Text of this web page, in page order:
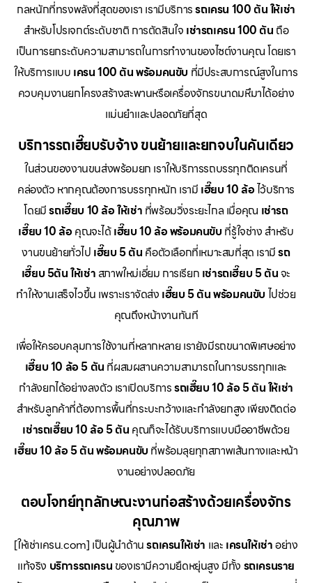
กลหนักที่ทรงพลังที่สุดของเรา เรามีบริการรถเครน 100 ตัน ให้เช่า
สำหรับโปรเจกต์ระดับชาติ การตัดสินใจ เช่ารถเครน 100 ตัน ถือ
เป็นการยกระดับความสามารถในการทำงานของไซต์งานคุณ โดยเรา
ให้บริการแบบ เครน 100 ตัน พร้อมคนขับ ที่มีประสบการณ์สูงในการ
ควบคุมงานยกโครงสร้างสะพานหรือเครื่องจักรขนาดมหึมาได้อย่าง
แม่นยำและปลอดภัยที่สุด
บริการรถเฮี๊ยบรับจ้าง ขนย้ายและยกจบในคันเดียว
ในส่วนของงานขนส่งพร้อมยก เราให้บริการรถบรรทุกติดเครนที่
คล่องตัว หากคุณต้องการบรรทุกหนัก เรามี เฮี๊ยบ 10 ล้อไว้บริการ
โดยมีรถเฮี๊ยบ 10 ล้อ ให้เช่า ที่พร้อมวิ่งระยะไกล เมื่อคุณ เช่ารถ
เฮี๊ยบ 10 ล้อคุณจะได้เฮี๊ยบ 10 ล้อ พร้อมคนขับ ที่รู้ใจช่าง สำหรับ
งานขนย้ายทั่วไป เฮี๊ยบ 5 ตัน คือตัวเลือกที่เหมาะสมที่สุด เรามีรถ
เฮี๊ยบ 5ตัน ให้เช่า สภาพใหม่เอี่ยม การเรียก เช่ารถเฮี๊ยบ 5 ตันจะ
ทำให้งานเสร็จไวขึ้น เพราะเราจัดส่ง เฮี๊ยบ 5 ตัน พร้อมคนขับ ไปช่วย
คุณถึงหน้างานทันที
เพื่อให้ครอบคลุมการใช้งานที่หลากหลาย เรายังมีรถขนาดพิเศษอย่าง
เฮี๊ยบ 10 ล้อ 5 ตัน ที่ผสมผสานความสามารถในการบรรทุกและ
กำลังยกได้อย่างลงตัว เราเปิดบริการรถเฮี๊ยบ 10 ล้อ 5 ตัน ให้เช่า
สำหรับลูกค้าที่ต้องการพื้นที่กระบะกว้างและกำลังยกสูง เพียงติดต่อ
เช่ารถเฮี๊ยบ 10 ล้อ 5 ตัน คุณก็จะได้รับบริการแบบมืออาชีพด้วย
เฮี๊ยบ 10 ล้อ 5 ตัน พร้อมคนขับ ที่พร้อมลุยทุกสภาพเส้นทางและหน้า
งานอย่างปลอดภัย
ตอบโจทย์ทุกลักษณะงานก่อสร้างด้วยเครื่องจักร
คุณภาพ
[ให้เช่าเครน.com] เป็นผู้นำด้านรถเครนให้เช่า และ เครนให้เช่าอย่าง
แท้จริง บริการรถเครน ของเรามีความยืดหยุ่นสูง มีทั้ง รถเครนราย